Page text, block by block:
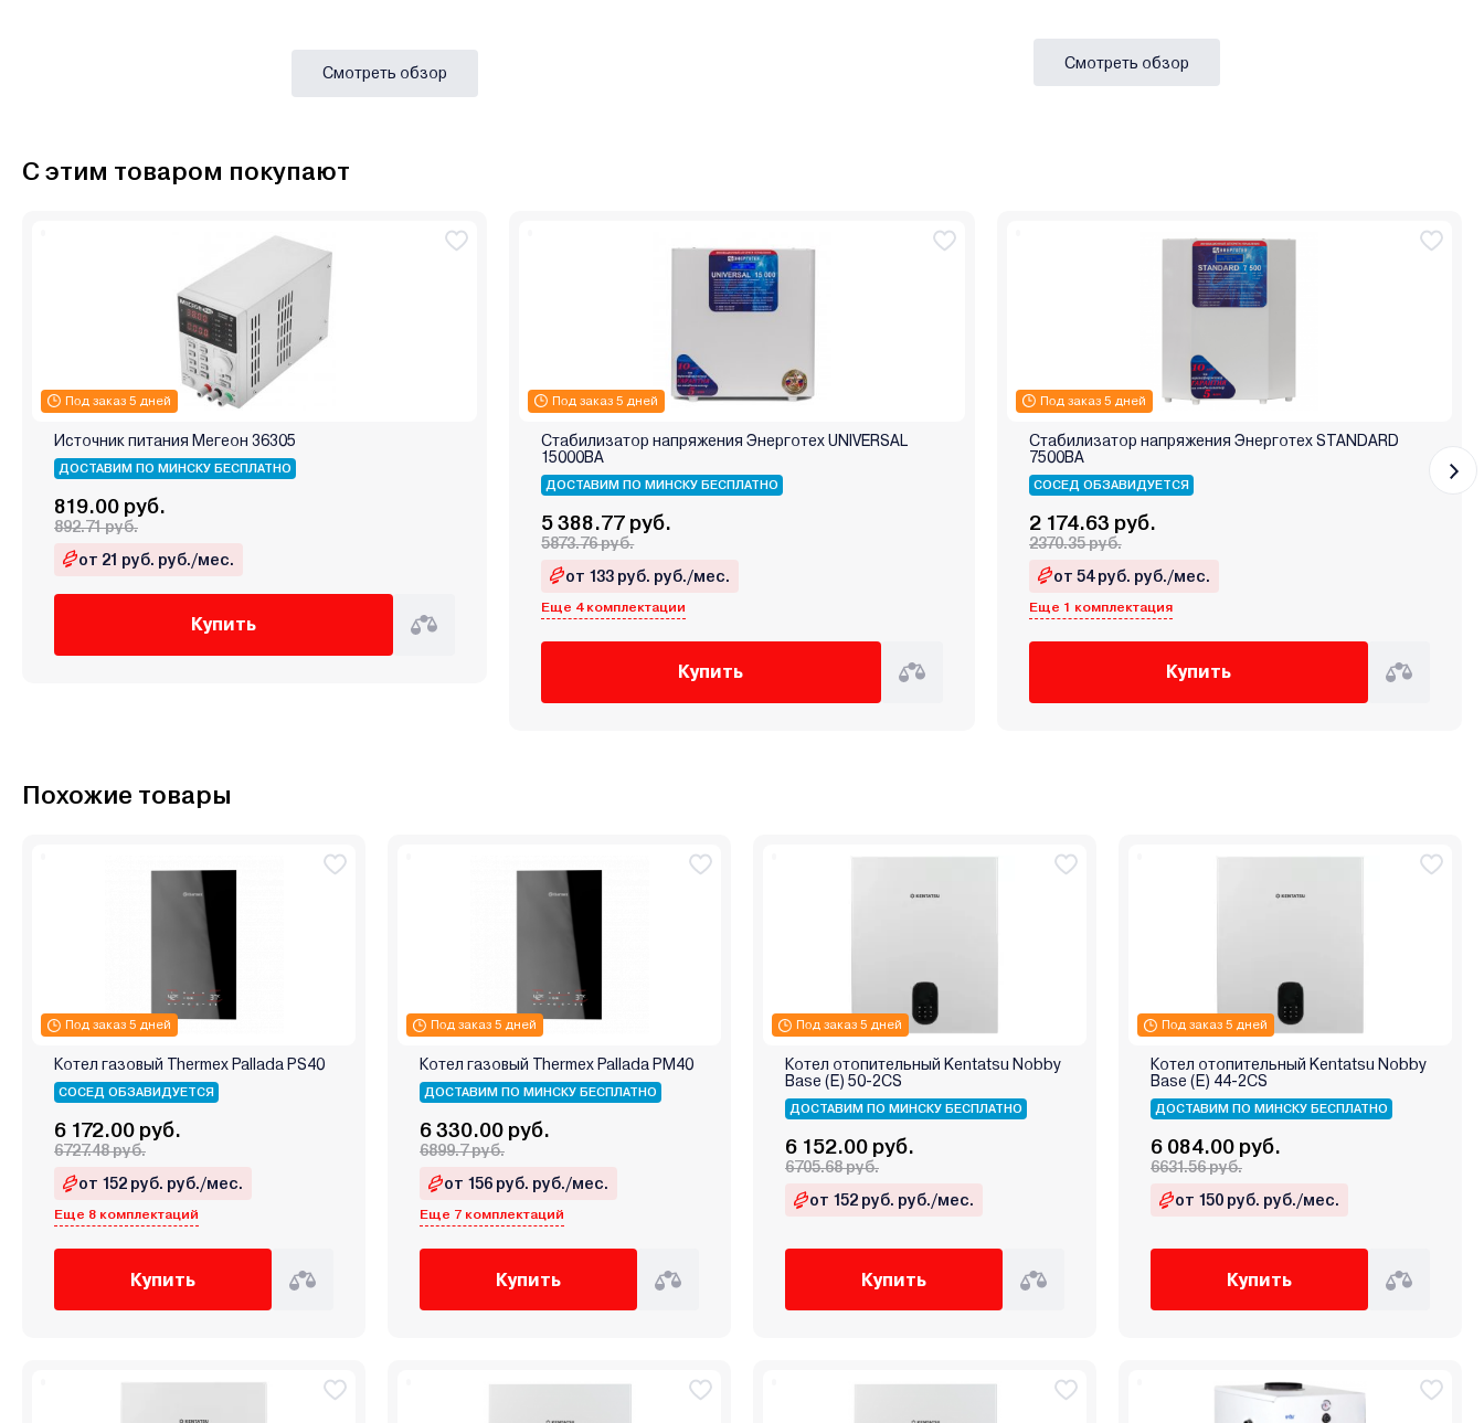
Смотреть обзор
Смотреть обзор
С этим товаром покупают
Под заказ 5 дней
Источник питания Мегеон 36305
ДОСТАВИМ ПО МИНСКУ БЕСПЛАТНО
819.00 руб.
892.71 руб.
от 21 руб. руб./мес.
Купить
Под заказ 5 дней
Стабилизатор напряжения Энерготех UNIVERSAL
15000ВА
ДОСТАВИМ ПО МИНСКУ БЕСПЛАТНО
5 388.77 руб.
5873.76 руб.
от 133 руб. руб./мес.
Еще 4 комплектации
Купить
Под заказ 5 дней
Стабилизатор напряжения Энерготех STANDARD
7500ВА
СОСЕД ОБЗАВИДУЕТСЯ
2 174.63 руб.
2370.35 руб.
от 54 руб. руб./мес.
Еще 1 комплектация
Купить
Похожие товары
Под заказ 5 дней
Котел газовый Thermex Pallada PS40
СОСЕД ОБЗАВИДУЕТСЯ
6 172.00 руб.
6727.48 руб.
от 152 руб. руб./мес.
Еще 8 комплектаций
Купить
Под заказ 5 дней
Котел газовый Thermex Pallada PM40
ДОСТАВИМ ПО МИНСКУ БЕСПЛАТНО
6 330.00 руб.
6899.7 руб.
от 156 руб. руб./мес.
Еще 7 комплектаций
Купить
Под заказ 5 дней
Котел отопительный Kentatsu Nobby
Base (E) 50‑2CS
ДОСТАВИМ ПО МИНСКУ БЕСПЛАТНО
6 152.00 руб.
6705.68 руб.
от 152 руб. руб./мес.
Купить
Под заказ 5 дней
Котел отопительный Kentatsu Nobby
Base (E) 44‑2CS
ДОСТАВИМ ПО МИНСКУ БЕСПЛАТНО
6 084.00 руб.
6631.56 руб.
от 150 руб. руб./мес.
Купить